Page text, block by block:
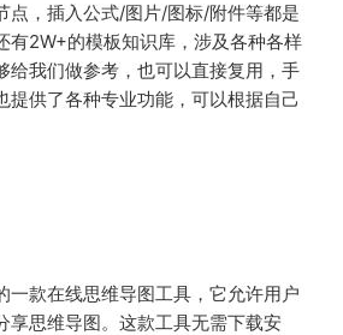
点，插入公式/图片/图标/附件等都是
有2W+的模板知识库，涉及各种各样
给我们做参考，也可以直接复用，手
提供了各种专业功能，可以根据自己
一款在线思维导图工具，它允许用户
享思维导图。这款工具无需下载安